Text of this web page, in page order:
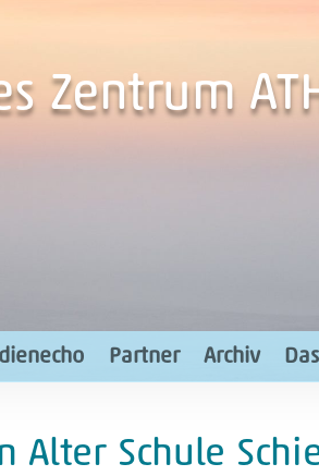
Zentrum
Partner Archiv
Alter Schule